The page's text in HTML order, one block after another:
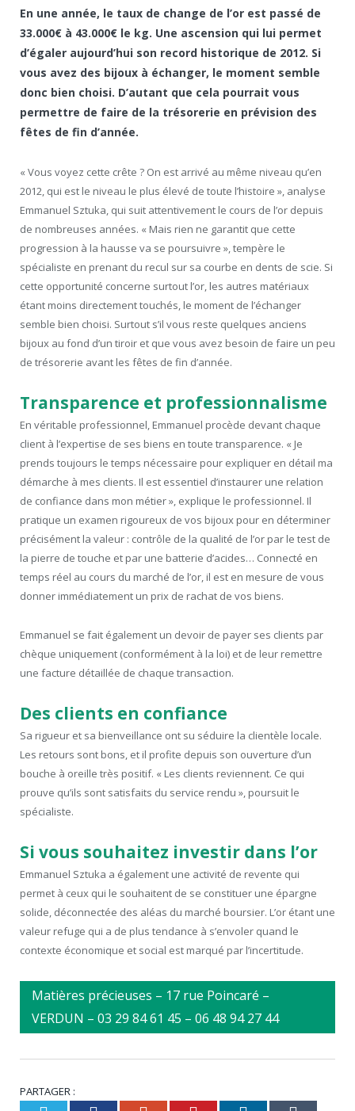
En une année, le taux de change de l’or est passé de
33.000€ à 43.000€ le kg. Une ascension qui lui permet
d’égaler aujourd’hui son record historique de 2012. Si
vous avez des bijoux à échanger, le moment semble
donc bien choisi. D’autant que cela pourrait vous
permettre de faire de la trésorerie en prévision des
fêtes de fin d’année.
« Vous voyez cette crête ? On est arrivé au même niveau qu’en
2012, qui est le niveau le plus élevé de toute l’histoire », analyse
Emmanuel Sztuka, qui suit attentivement le cours de l’or depuis
de nombreuses années. « Mais rien ne garantit que cette
progression à la hausse va se poursuivre », tempère le
spécialiste en prenant du recul sur sa courbe en dents de scie. Si
cette opportunité concerne surtout l’or, les autres matériaux
étant moins directement touchés, le moment de l’échanger
semble bien choisi. Surtout s’il vous reste quelques anciens
bijoux au fond d’un tiroir et que vous avez besoin de faire un peu
de trésorerie avant les fêtes de fin d’année.
Transparence et professionnalisme
En véritable professionnel, Emmanuel procède devant chaque
client à l’expertise de ses biens en toute transparence. « Je
prends toujours le temps nécessaire pour expliquer en détail ma
démarche à mes clients. Il est essentiel d’instaurer une relation
de confiance dans mon métier », explique le professionnel. Il
pratique un examen rigoureux de vos bijoux pour en déterminer
précisément la valeur : contrôle de la qualité de l’or par le test de
la pierre de touche et par une batterie d’acides… Connecté en
temps réel au cours du marché de l’or, il est en mesure de vous
donner immédiatement un prix de rachat de vos biens.
Emmanuel se fait également un devoir de payer ses clients par
chèque uniquement (conformément à la loi) et de leur remettre
une facture détaillée de chaque transaction.
Des clients en confiance
Sa rigueur et sa bienveillance ont su séduire la clientèle locale.
Les retours sont bons, et il profite depuis son ouverture d’un
bouche à oreille très positif. « Les clients reviennent. Ce qui
prouve qu’ils sont satisfaits du service rendu », poursuit le
spécialiste.
Si vous souhaitez investir dans l’or
Emmanuel Sztuka a également une activité de revente qui
permet à ceux qui le souhaitent de se constituer une épargne
solide, déconnectée des aléas du marché boursier. L’or étant une
valeur refuge qui a de plus tendance à s’envoler quand le
contexte économique et social est marqué par l’incertitude.
Matières précieuses – 17 rue Poincaré –
VERDUN – 03 29 84 61 45 – 06 48 94 27 44
PARTAGER :